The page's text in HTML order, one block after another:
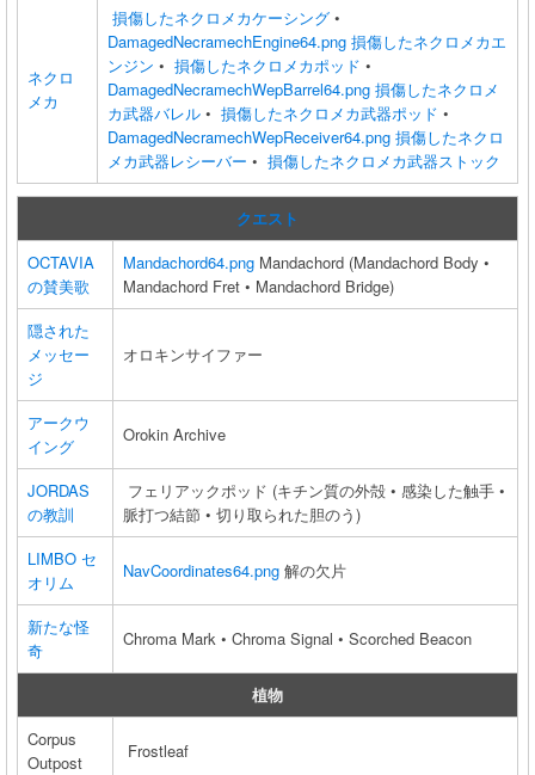
ネクロ
メカ
損傷したネクロメカケーシング •
DamagedNecramechEngine64.png 損傷したネクロメカエ
ンジン • 損傷したネクロメカポッド •
DamagedNecramechWepBarrel64.png 損傷したネクロメ
カ武器バレル • 損傷したネクロメカ武器ポッド •
DamagedNecramechWepReceiver64.png 損傷したネクロ
メカ武器レシーバー • 損傷したネクロメカ武器ストック
クエスト
OCTAVIA
の賛美歌
Mandachord64.png Mandachord (Mandachord Body •
Mandachord Fret • Mandachord Bridge)
隠された
メッセー
ジ
オロキンサイファー
アークウ
イング
Orokin Archive
JORDAS
の教訓
フェリアックポッド (キチン質の外殻 • 感染した触手 •
脈打つ結節 • 切り取られた胆のう)
LIMBO セ
オリム
NavCoordinates64.png 解の欠片
新たな怪
奇
Chroma Mark • Chroma Signal • Scorched Beacon
植物
Corpus
Outpost
Frostleaf